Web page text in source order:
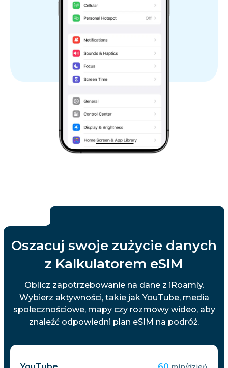
Oszacuj swoje zużycie danych
z Kalkulatorem eSIM
Oblicz zapotrzebowanie na dane z iRoamly.
Wybierz aktywności, takie jak YouTube, media
społecznościowe, mapy czy rozmowy wideo, aby
znaleźć odpowiedni plan eSIM na podróż.